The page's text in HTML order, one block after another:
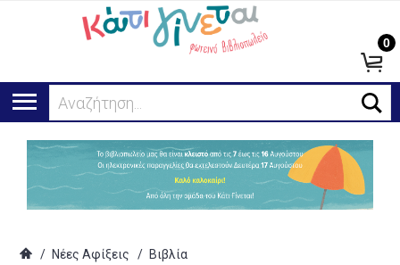
Αναζήτηση...
0
/ Νέες Αφίξεις / Βιβλία